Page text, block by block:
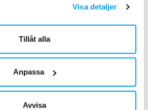
Visa detaljer
Tillåt alla
Anpassa
Avvisa
Ecovadis har tilldelat
Rysslands invasion av Ukraina
och tagit avstånd från alla
med Ryssland & Belarus.
komponent- och metallpriser.